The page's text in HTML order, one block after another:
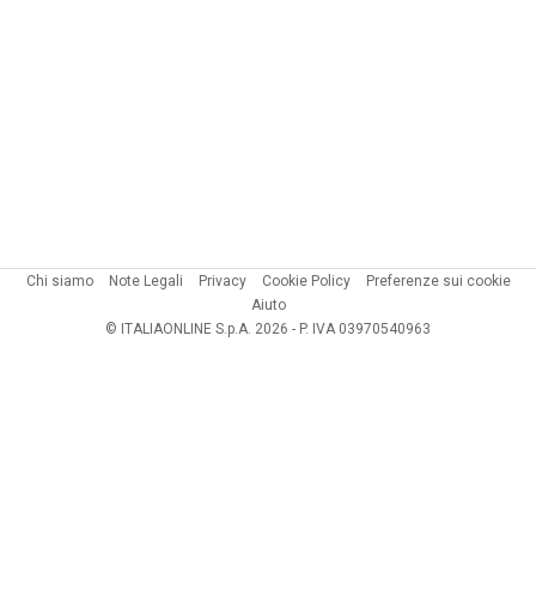
Chi siamo Note Legali Privacy Cookie Policy
Preferenze sui cookie
Aiuto
© ITALIAONLINE S.p.A. 2026 - P. IVA 03970540963